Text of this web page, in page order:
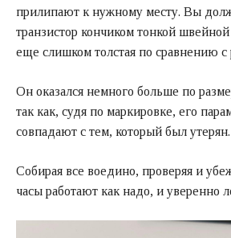
прилипают к нужному месту. Вы
транзистор кончиком тонкой швейной
еще слишком толстая по сравнению с
Он оказался немного больше по
так как, судя по маркировке, его
совпадают с тем, который был утерян.
Собирая все воедино, проверяя и
часы работают как надо, и уверенно